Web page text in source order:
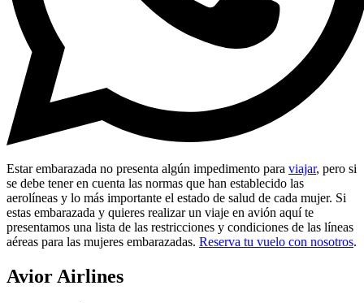
Estar embarazada no presenta algún impedimento para viajar, pero si
se debe tener en cuenta las normas que han establecido las
aerolíneas y lo más importante el estado de salud de cada mujer. Si
estas embarazada y quieres realizar un viaje en avión aquí te
presentamos una lista de las restricciones y condiciones de las líneas
aéreas para las mujeres embarazadas. Reserva tu vuelo con nosotros.
Avior Airlines